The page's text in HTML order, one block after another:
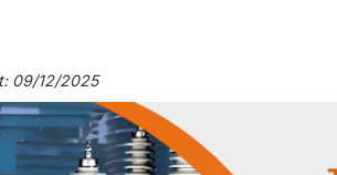
09/12/2025